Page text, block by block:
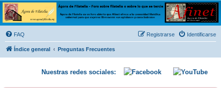
Ágora de Filatelia
Foro sobre filatelia o sobre lo que se tercie. Ágora de Filatelia es un foro abierto que Afinet
ofrece a la comunidad filatélica universal para que exprese libremente sus opiniones y
conocimientos
FAQ Identificarse
Registrarse
Índice general Preguntas Frecuentes
Nuestras redes sociales: